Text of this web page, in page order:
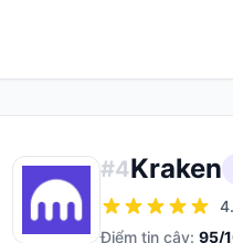
#4Kraken
Điểm tin cậy: 95/